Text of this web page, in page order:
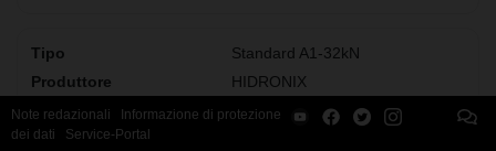
Standard A1-32kN
HIDRONIX
MULTIPIPE
Note redazionali
Informazione di protezione
dei dati
Service-Portal